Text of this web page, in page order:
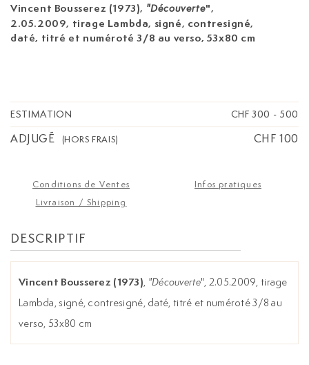
Vincent Bousserez (1973), "Découverte",
2.05.2009, tirage Lambda, signé, contresigné,
daté, titré et numéroté 3/8 au verso, 53x80 cm
ESTIMATION CHF 300 - 500
ADJUGÉ (HORS FRAIS) CHF 100
Conditions de Ventes
Infos pratiques
Livraison / Shipping
DESCRIPTIF
Vincent Bousserez (1973), "Découverte", 2.05.2009, tirage
Lambda, signé, contresigné, daté, titré et numéroté 3/8 au
verso, 53x80 cm